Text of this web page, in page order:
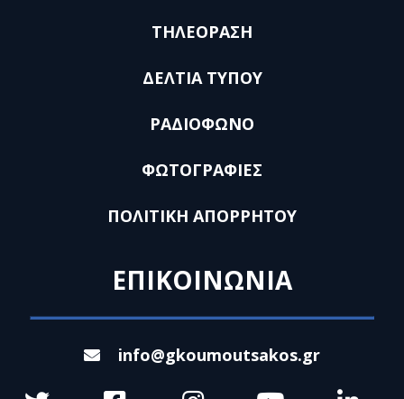
ΤΗΛΕΟΡΑΣΗ
ΔΕΛΤΙΑ ΤΥΠΟΥ
ΡΑΔΙΟΦΩΝΟ
ΦΩΤΟΓΡΑΦΙΕΣ
ΠΟΛΙΤΙΚΗ ΑΠΟΡΡΗΤΟΥ
ΕΠΙΚΟΙΝΩΝΙΑ
info@gkoumoutsakos.gr